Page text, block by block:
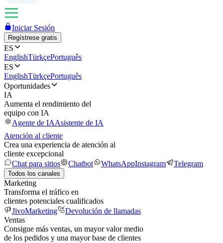
Iniciar Sesión
Regístrese gratis
ES
EnglishTürkçePortuguês
ES
EnglishTürkçePortuguês
Oportunidades
IA
Aumenta el rendimiento del
equipo con IA
Agente de IAAsistente de IA
Atención al cliente
Crea una experiencia de atención al
cliente excepcional
Chat para sitios
Chatbot WhatsAppInstagram Telegram
Todos los canales
Marketing
Transforma el tráfico en
clientes potenciales cualificados
JivoMarketing
Devolución de llamadas
Ventas
Consigue más ventas, un mayor valor medio
de los pedidos y una mayor base de clientes